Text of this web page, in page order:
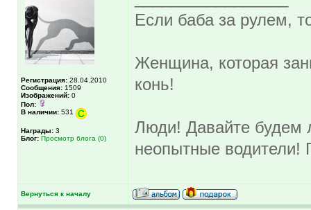
Регистрация: 28.04.2010
Сообщения: 1509
Изображений: 0
Пол:
В наличии: 531
Награды: 3
Блог: Просмотр блога (0)
Если баба за рулем,
Женщина, которая
конь!
Люди! Давайте будем
неопытные водители!
Вернуться к началу